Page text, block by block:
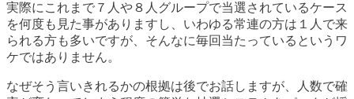
実際にこれまで７人や８人グループで当選されているケース
を何度も見た事がありますし、いわゆる常連の方は１人で来
られる方も多いですが、そんなに毎回当たっているというワ
ケではありません。
なぜそう言いきれるかの根拠は後でお話しますが、人数で確